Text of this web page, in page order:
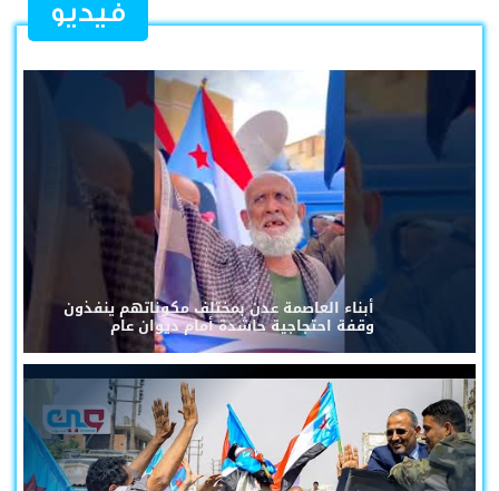
فيديو
أبناء العاصمة عدن بمختلف مكوناتهم ينفذون
وقفة احتجاجية حاشدة أمام ديوان عام